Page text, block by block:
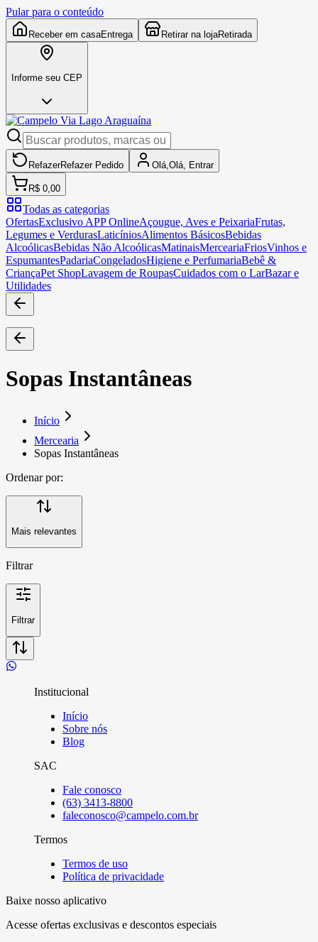
Pular para o conteúdo
Receber em casaEntrega Retirar na lojaRetirada
Informe seu CEP
RefazerRefazer Pedido Olá, Olá, Entrar
R$ 0,00
Todas as categorias
OfertasExclusivo APP OnlineAçougue, Aves e PeixariaFrutas,
Legumes e VerdurasLaticíniosAlimentos BásicosBebidas
AlcoólicasBebidas Não AlcoólicasMatinaisMerceariaFriosVinhos e
EspumantesPadariaCongeladosHigiene e PerfumariaBebê &
CriançaPet ShopLavagem de RoupasCuidados com o LarBazar e
Utilidades
Sopas Instantâneas
Início
Mercearia
Sopas Instantâneas
Ordenar por:
Mais relevantes
Filtrar
Filtrar
Institucional
Início
Sobre nós
Blog
SAC
Fale conosco
(63) 3413-8800
faleconosco@campelo.com.br
Termos
Termos de uso
Política de privacidade
Baixe nosso aplicativo
Acesse ofertas exclusivas e descontos especiais